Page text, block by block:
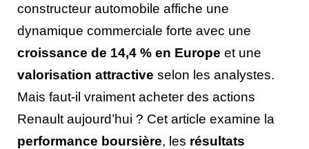
constructeur automobile affiche une
dynamique commerciale forte avec une
croissance de 14,4 % en Europe et une
valorisation attractive selon les analystes.
Mais faut-il vraiment acheter des actions
Renault aujourd’hui ? Cet article examine la
performance boursière, les résultats